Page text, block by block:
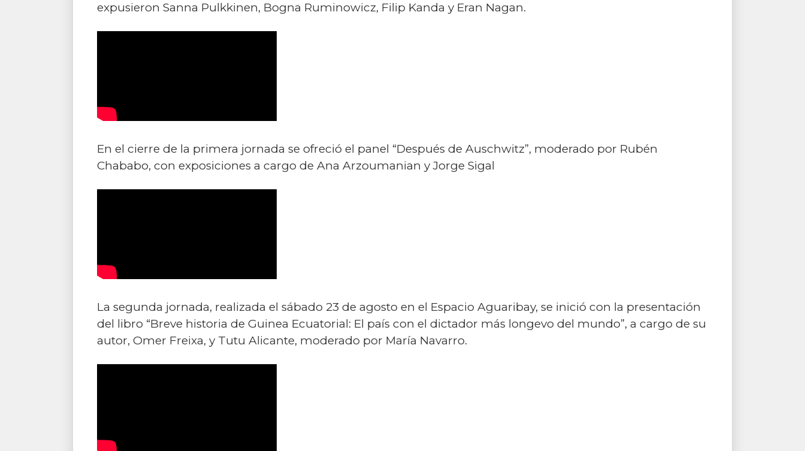
expusieron Sanna Pulkkinen, Bogna Ruminowicz, Filip Kanda y Eran Nagan.
En el cierre de la primera jornada se ofreció el panel “Después de Auschwitz”, moderado por Rubén
Chababo, con exposiciones a cargo de Ana Arzoumanian y Jorge Sigal
La segunda jornada, realizada el sábado 23 de agosto en el Espacio Aguaribay, se inició con la presentación
del libro “Breve historia de Guinea Ecuatorial: El país con el dictador más longevo del mundo”, a cargo de su
autor, Omer Freixa, y Tutu Alicante, moderado por María Navarro.